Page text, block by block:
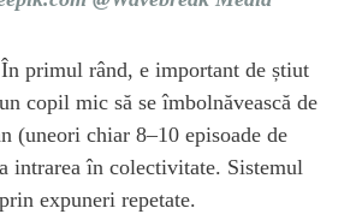
În primul rând, e important de știut
copil mic să se îmbolnăvească de
(uneori chiar 8–10 episoade de
intrarea în colectivitate. Sistemul
expuneri repetate.